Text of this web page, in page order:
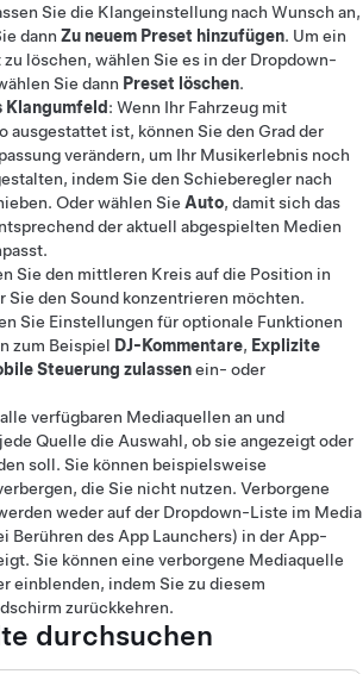
Sie die Klangeinstellung nach Wunsch an,
dann Zu neuem Preset hinzufügen. Um ein
löschen, wählen Sie es in der Dropdown-
Sie dann Preset löschen.
Klangumfeld : Wenn Ihr Fahrzeug mit
ausgestattet ist, können Sie den Grad der
verändern, um Ihr Musikerlebnis noch
indem Sie den Schieberegler nach
Oder wählen Sie Auto, damit sich das
der aktuell abgespielten Medien
Sie den mittleren Kreis auf die Position in
Sie den Sound konzentrieren möchten.
Sie Einstellungen für optionale Funktionen
zum Beispiel DJ-Kommentare, Explizite
Steuerung zulassenein- oder
verfügbaren Mediaquellen an und
Quelle die Auswahl, ob sie angezeigt oder
soll. Sie können beispielsweise
die Sie nicht nutzen. Verborgene
weder auf der Dropdown-Liste im Media
Berühren des App Launchers) in der App-
Sie können eine verborgene Mediaquelle
einblenden, indem Sie zu diesem
zurückkehren.
durchsuchen